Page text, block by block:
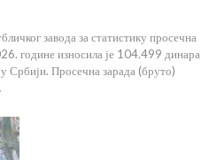
завода за статистику просечна
године износила је 104.499 динара
Србији. Просечна зарада (бруто)